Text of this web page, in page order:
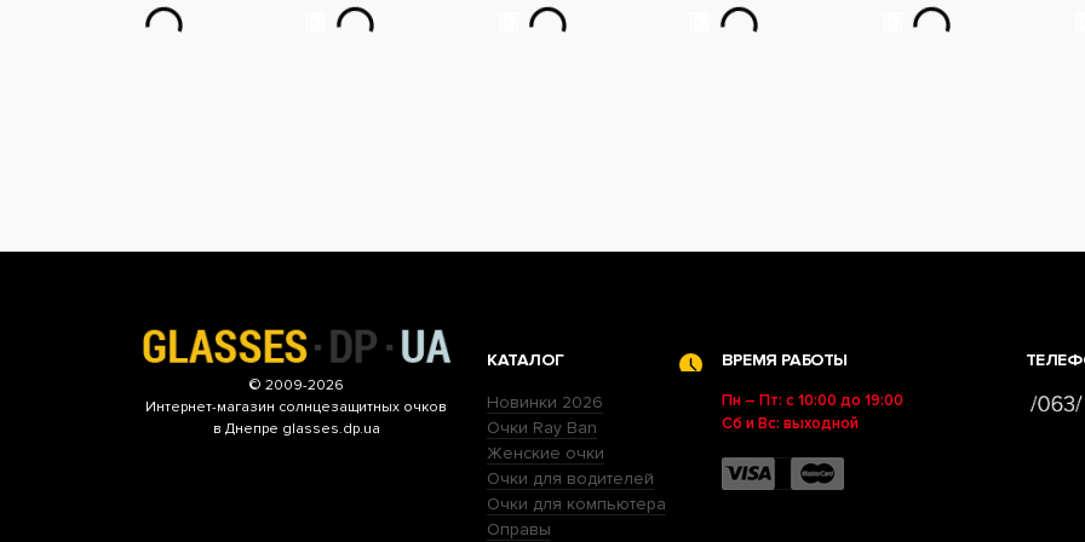
© 2009-2026
Интернет-магазин солнцезащитных очков
в Днепре glasses.dp.ua
КАТАЛОГ
Новинки 2026
Очки Ray Ban
Женские очки
Очки для водителей
Очки для компьютера
Оправы
ВРЕМЯ РАБОТЫ
Пн – Пт: с 10:00 до 19:00
Сб и Вс: выходной